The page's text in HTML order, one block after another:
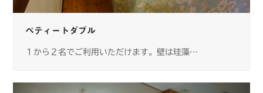
ペティートダブル
１から２名でご利用いただけます。壁は珪藻…